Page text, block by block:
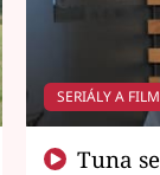
SERIÁLY A